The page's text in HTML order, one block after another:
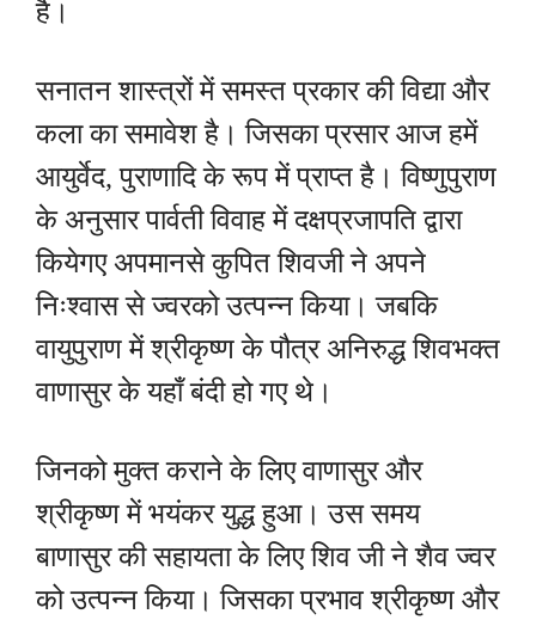
है।
सनातन शास्त्रों में समस्त प्रकार की विद्या और
कला का समावेश है। जिसका प्रसार आज हमें
आयुर्वेद, पुराणादि के रूप में प्राप्त है। विष्णुपुराण
के अनुसार पार्वती विवाह में दक्षप्रजापति द्वारा
कियेगए अपमानसे कुपित शिवजी ने अपने
निःश्वास से ज्वरको उत्पन्न किया। जबकि
वायुपुराण में श्रीकृष्ण के पौत्र अनिरुद्ध शिवभक्त
वाणासुर के यहाँ बंदी हो गए थे।
जिनको मुक्त कराने के लिए वाणासुर और
श्रीकृष्ण में भयंकर युद्ध हुआ। उस समय
बाणासुर की सहायता के लिए शिव जी ने शैव ज्वर
को उत्पन्न किया। जिसका प्रभाव श्रीकृष्ण और